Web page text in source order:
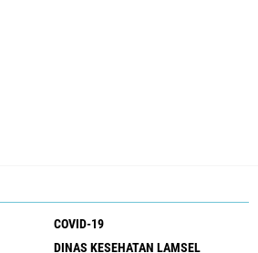
COVID-19
DINAS KESEHATAN LAMSEL